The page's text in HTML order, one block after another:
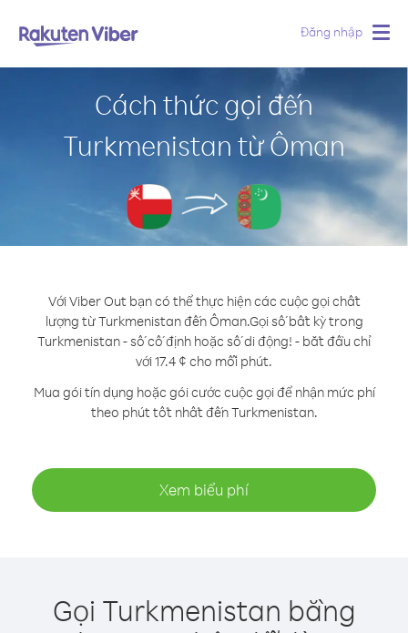
Đăng nhập
Cách thức gọi đến
Turkmenistan từ Ôman
Với Viber Out bạn có thể thực hiện các cuộc gọi chất
lượng từ Turkmenistan đến Ôman.Gọi số bất kỳ trong
Turkmenistan - số cố định hoặc số di động! - bắt đầu chỉ
với 17.4 ¢ cho mỗi phút.
Mua gói tín dụng hoặc gói cước cuộc gọi để nhận mức phí
theo phút tốt nhất đến Turkmenistan.
Xem biểu phí
Gọi Turkmenistan bằng